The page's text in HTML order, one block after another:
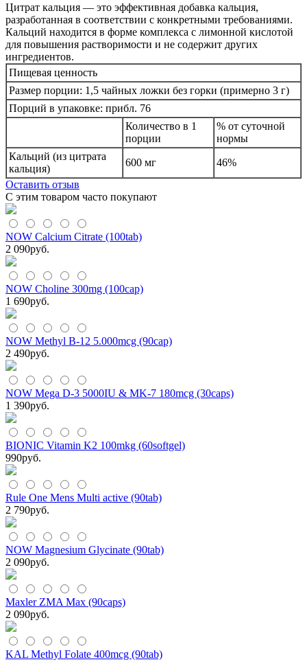
Цитрат кальция — это эффективная добавка кальция,
разработанная в соответствии с конкретными требованиями.
Кальций находится в форме комплекса с лимонной кислотой
для повышения растворимости и не содержит других
ингредиентов.
Пищевая ценность
Размер порции: 1,5 чайных ложки без горки (примерно 3 г)
Порций в упаковке: прибл. 76
Количество в 1
порции
% от суточной
нормы
Кальций (из цитрата
кальция)
600 мг
46%
Оставить отзыв
С этим товаром часто покупают
NOW Calcium Citrate (100tab)
2 090руб.
NOW Choline 300mg (100cap)
1 690руб.
NOW Methyl B-12 5.000mcg (90cap)
2 490руб.
NOW Mega D-3 5000IU & MK-7 180mcg (30caps)
1 390руб.
BIONIC Vitamin K2 100mkg (60softgel)
990руб.
Rule One Mens Multi active (90tab)
2 790руб.
NOW Magnesium Glycinate (90tab)
2 090руб.
Maxler ZMA Max (90caps)
2 090руб.
KAL Methyl Folate 400mcg (90tab)